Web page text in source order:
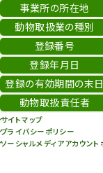
その他イベント
スカイタワー
年末年始のイベント
秋まつり
事業所の所在地
動物取扱業の種別
登録番号
登録年月日
登録の有効期間の末日
動物取扱責任者
サイトマップ
プライバシーポリシー
ソーシャルメディアアカウント